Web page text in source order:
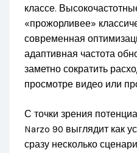
классе.
«прожорливее»
современная
адаптивная частота
заметно сократить
просмотре видео или
С точки зрения
Narzo 90 выглядит как
сразу несколько